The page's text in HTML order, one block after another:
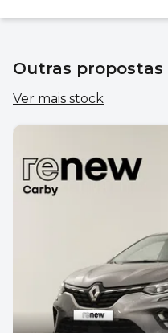
Outras propostas
Ver mais stock